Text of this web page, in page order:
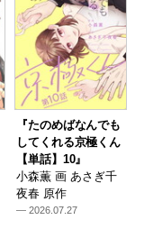
『たのめばなんでも
してくれる京極くん
【単話】10』
小森薫 画 あさぎ千
夜春 原作
— 2026.07.27